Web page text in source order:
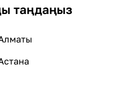
кэшбэк – біздің қосымшада!
таңдаңыз